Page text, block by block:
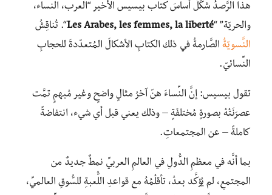
هذا الرَّصدُ شكّلَ أساسَ كتاب بيسيس الأخير “العرب، النساء،
والحريّة” “Les Arabes, les femmes, la liberté“. تُناقِشُ
النَّسويّةُ الصَّارمةُ في ذلك الكتابِ الأشكالَ المُتعدّدةَ للحجابِ
النِّسائيّ.
تقول بيسيس: إنَّ النِّساءَ هنّ آخرُ مثالٍ واضحٍ وغير مُبهمٍ تمَّت
عصرَنَتُهُ بصورةٍ مُختلفَةٍ – وذلك يعني قبل أي شيء، انتفاضةً
كاملةً – عن المجتمعاتِ.
بما أنَّه في معظمِ الدُّولِ في العالمِ العربيِّ نمطٌ جديدٌ من
المجتمعِ، لم يُؤكَّد بعدُ، تأقلُمُهُ مع قواعدِ اللُّعبةِ للسُّوقِ العالميِّ،